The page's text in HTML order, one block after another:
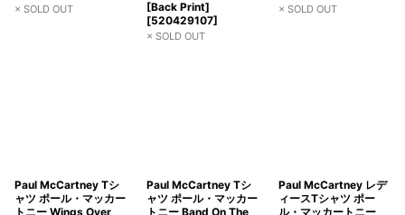
× SOLD OUT
[Back Print]
[520429107]
× SOLD OUT
× SOLD OUT
Paul McCartney Tシ
ャツ ポール・マッカー
トニー Wings Over
Paul McCartney Tシ
ャツ ポール・マッカー
トニー Band On The
Paul McCartney レデ
ィースTシャツ ポー
ル・マッカートニー